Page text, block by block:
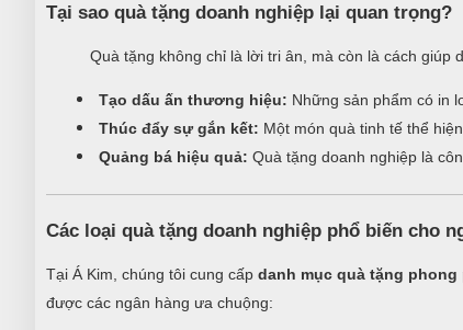
Tại sao quà tặng doanh nghiệp lại quan trọng?
Quà tặng không chỉ là lời tri ân, mà còn là cách giúp
Tạo dấu ấn thương hiệu: Những sản phẩm có in
Thúc đẩy sự gắn kết: Một món quà tinh tế thể
Quảng bá hiệu quả: Quà tặng doanh nghiệp là
Các loại quà tặng doanh nghiệp phổ biến cho
Tại Á Kim, chúng tôi cung cấp danh mục quà tặng phong
được các ngân hàng ưa chuộng: